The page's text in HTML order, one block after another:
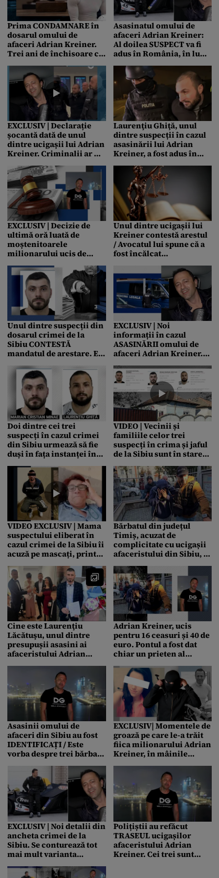
Prima CONDAMNARE în
dosarul omului de
afaceri Adrian Kreiner.
Trei ani de închisoare cu
complicele ucigașilor
Asasinatul omului de
afaceri Adrian Kreiner:
Al doilea SUSPECT va fi
adus în România, în luna
criminal, căutat în
continuare
EXCLUSIV | Declarație
șocantă dată de unul
dintre ucigașii lui Adrian
Kreiner. Criminalii ar fi
prieten al milionarului
Laurenţiu Ghiţă, unul
dintre suspecții în cazul
asasinării lui Adrian
Kreiner, a fost adus în
EXCLUSIV | Decizie de
ultimă oră luată de
moștenitoarele
milionarului ucis de
primit fiica și iubita lui
Adrian Kreiner
Unul dintre ucigașii lui
Kreiner contestă arestul
/ Avocatul lui spune că a
fost încălcat
instanțelor. Unde ar fi
greșit anchetatorii
Unul dintre suspecții din
dosarul crimei de la
Sibiu CONTESTĂ
mandatul de arestare. El
invocă bâlbele
magistraților
EXCLUSIV | Noi
informații în cazul
ASASINĂRII omului de
afaceri Adrian Kreiner.
Unde se ascunde
suspectul Cosmin
Zuleam, fugit din
România
Doi dintre cei trei
suspecți în cazul crimei
din Sibiu urmează să fie
duși în fața instanței în
localizați – SURSE
VIDEO | Vecinii și
familiile celor trei
suspecți în crima și jaful
de la Sibiu sunt în stare
nu cred”
VIDEO EXCLUSIV | Mama
suspectului eliberat în
cazul crimei de la Sibiu îi
acuză pe mascați, printre
au umplut gura de sânge”
Bărbatul din județul
Timiș, acuzat de
complicitate cu ucigașii
afaceristului din Sibiu, a
pentru 30 de zile
Cine este Laurenţiu
Lăcătuşu, unul dintre
presupușii asasini ai
afaceristului Adrian
DOAR o săptămână
înainte de crimă
Adrian Kreiner, ucis
pentru 16 ceasuri și 40 de
euro. Pontul a fost dat
chiar un prieten al
Asasinii omului de
afaceri din Sibiu au fost
IDENTIFICAȚI / Este
vorba despre trei bărbați
din țară
EXCLUSIV| Momentele de
groază pe care le-a trăit
fiica milionarului Adrian
Kreiner, în mâinile
năvălit peste ea în
dormitor!
EXCLUSIV | Noi detalii din
ancheta crimei de la
Sibiu. Se conturează tot
mai mult varianta
Polițiștii au refăcut
TRASEUL ucigașilor
afaceristului Adrian
Kreiner. Cei trei sunt